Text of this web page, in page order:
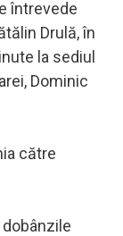
întrevede
Drulă, în
la sediul
Dominic
către